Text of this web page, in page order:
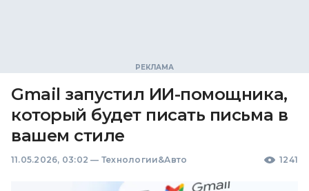
Gmail запустил ИИ-помощника,
который будет писать письма в
вашем стиле
11.05.2026, 03:02 — Технологии&Авто 1241